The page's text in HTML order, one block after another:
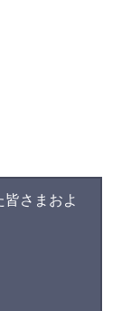
さまおよ